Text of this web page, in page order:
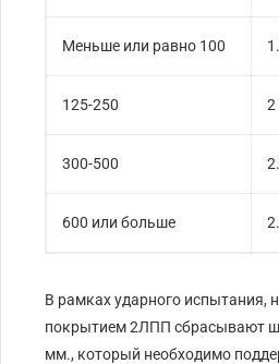
Меньше или равно 100
125-250 2
300-500
600 или больше
В рамках ударного испытания,
покрытием 2ЛПП сбрасывают
мм., который необходимо